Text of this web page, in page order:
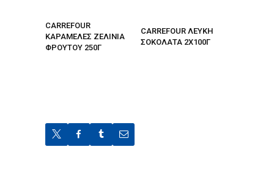
CARREFOUR
ΚΑΡΑΜΕΛΕΣ ΖΕΛΙΝΙΑ
ΦΡΟΥΤΟΥ 250Γ
CARREFOUR ΛΕΥΚΗ
ΣΟΚΟΛΑΤΑ 2Χ100Γ